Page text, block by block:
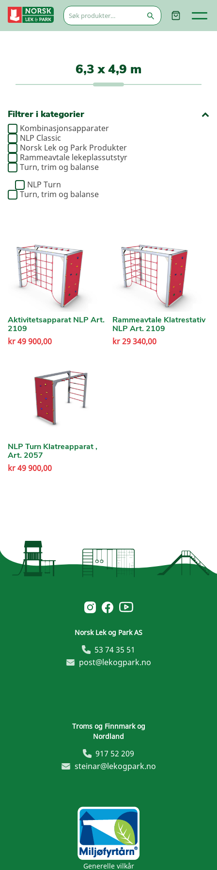
Søk
etter:
6,3 x 4,9 m
Filtrer i kategorier
Kombinasjonsapparater
NLP Classic
Norsk Lek og Park Produkter
Rammeavtale lekeplassutstyr
Turn, trim og balanse
NLP Turn
Turn, trim og balanse
Aktivitetsapparat NLP Art.
2109
kr49 900,00
Rammeavtale Klatrestativ
NLP Art. 2109
kr29 340,00
NLP Turn Klatreapparat ,
Art. 2057
kr49 900,00
Norsk Leg & Park instagram
Norsk Leg & Park facebook
Norsk Leg & Park youtube
Norsk Lek og Park AS
53 74 35 51
post@lekogpark.no
Troms og Finnmark og
Nordland
917 52 209
steinar@lekogpark.no
Generelle vilkår